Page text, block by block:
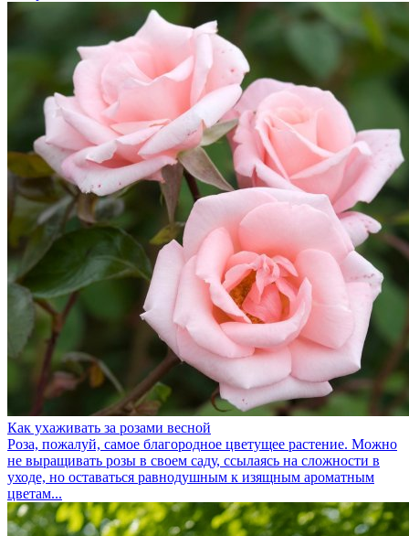
Как ухаживать за розами весной
Роза, пожалуй, самое благородное цветущее растение. Можно
не выращивать розы в своем саду, ссылаясь на сложности в
уходе, но оставаться равнодушным к изящным ароматным
цветам...